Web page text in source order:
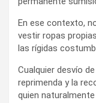
En ese contexto,
vestir ropas
las rígidas
Cualquier desvío
reprimenda y la
quien